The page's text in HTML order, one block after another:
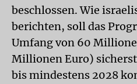
beschlossen. Wie
berichten, soll das
Umfang von 60
Millionen Euro)
bis mindestens 2028